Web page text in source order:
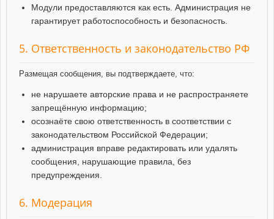
Модули предоставляются как есть. Администрация не
гарантирует работоспособность и безопасность.
5. Ответственность и законодательство РФ
Размещая сообщения, вы подтверждаете, что:
не нарушаете авторские права и не распространяете
запрещённую информацию;
осознаёте свою ответственность в соответствии с
законодательством Российской Федерации;
администрация вправе редактировать или удалять
сообщения, нарушающие правила, без
предупреждения.
6. Модерация